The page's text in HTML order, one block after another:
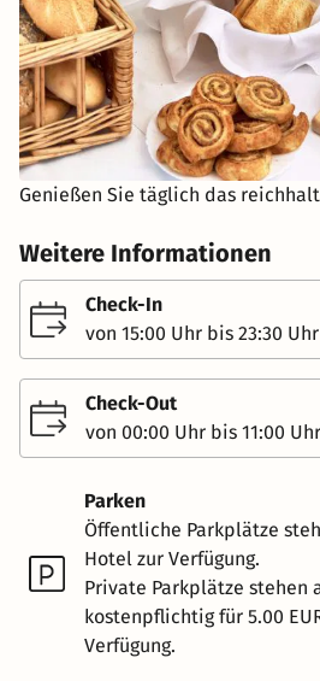
Genießen Sie täglich das
Weitere Informationen
Check-In
von 15:00 Uhr bis 23:30 Uhr
Check-Out
von 00:00 Uhr bis 11:00 Uhr
Parken
Öffentliche Parkplätze
Hotel zur Verfügung.
Private Parkplätze stehen
kostenpflichtig für 5.00
Verfügung.